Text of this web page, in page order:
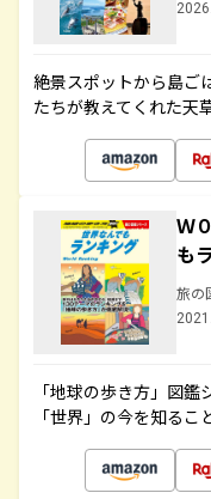
絶景スポットから島ご
たちが教えてくれた天
Ｗ
も
旅の
「地球の歩き方」図
「世界」の今を知るこ